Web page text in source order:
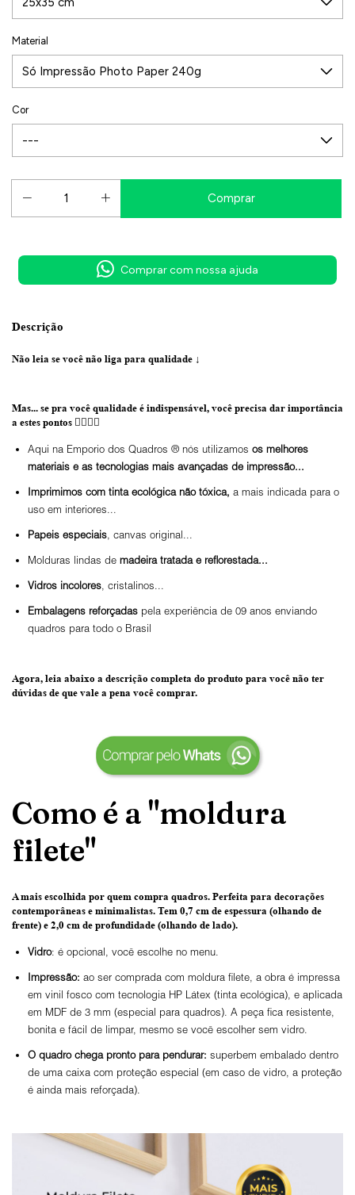
Material
Cor
Comprar com nossa ajuda
Descrição
Não leia se você não liga para qualidade ↓
Mas... se pra você qualidade é indispensável, você precisa dar importância
a estes pontos 👇🏼👇🏼
Aqui na Emporio dos Quadros ® nós utilizamos os melhores
materiais e as tecnologias mais avançadas de impressão...
Imprimimos com tinta ecológica não tóxica, a mais indicada para o
uso em interiores...
Papeis especiais, canvas original...
Molduras lindas de madeira tratada e reflorestada...
Vidros incolores, cristalinos...
Embalagens reforçadas pela experiência de 09 anos enviando
quadros para todo o Brasil
Agora, leia abaixo a descrição completa do produto para você não ter
dúvidas de que vale a pena você comprar.
Como é a "moldura
filete"
A mais escolhida por quem compra quadros. Perfeita para decorações
contemporâneas e minimalistas. Tem 0,7 cm de espessura (olhando de
frente) e 2,0 cm de profundidade (olhando de lado).
Vidro: é opcional, você escolhe no menu.
Impressão: ao ser comprada com moldura filete, a obra é impressa
em vinil fosco com tecnologia HP Látex (tinta ecológica), e aplicada
em MDF de 3 mm (especial para quadros). A peça fica resistente,
bonita e fácil de limpar, mesmo se você escolher sem vidro.
O quadro chega pronto para pendurar: superbem embalado dentro
de uma caixa com proteção especial (em caso de vidro, a proteção
é ainda mais reforçada).